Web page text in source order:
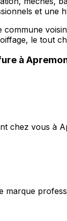
et une
le tout
à
chez vous à
marque